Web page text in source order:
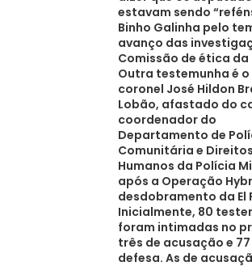
estavam sendo
Binho Galinha pelo
avanço das
Comissão de ética da
Outra testemunha é
coronel José Hildon
Lobão, afastado do
coordenador do
Departamento de
Comunitária e
Humanos da Polícia
após a Operação
desdobramento da El
Inicialmente, 80
foram intimadas no
três de acusação e
defesa. As de